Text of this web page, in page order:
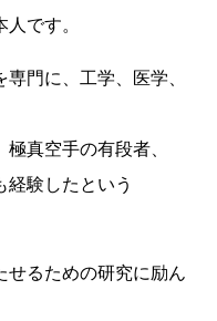
です。
門に、工学、医学、
真空手の有段者、
経験したという
せるための研究に励ん